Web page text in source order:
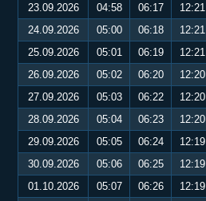
23.09.2026
04:58 06:17 12:21
24.09.2026
05:00 06:18 12:21
25.09.2026
05:01 06:19 12:21
26.09.2026
05:02 06:20 12:20
27.09.2026
05:03 06:22 12:20
28.09.2026
05:04 06:23 12:20
29.09.2026
05:05 06:24 12:19
30.09.2026
05:06 06:25 12:19
01.10.2026
05:07 06:26 12:19